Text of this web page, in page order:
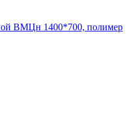
ВМЦн 1400*700, полимер